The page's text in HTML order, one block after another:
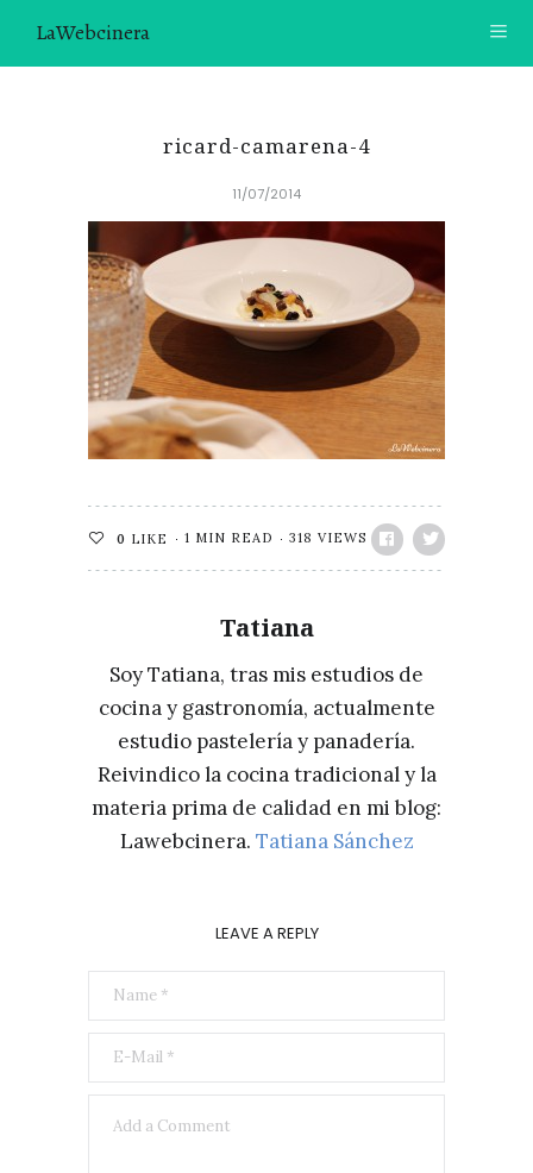
LaWebcinera
CONTACTO
SOBRE MÍ
¿TE GUSTARÍA UNIRTE A NUESTRA AVENTURA GASTRON
ÓMICA?
ÚNETE A LA NEWSLETTER
RECOMENDACIONES
ricard-camarena-4
11/07/2014
0 LIKE 1 MIN READ 318 VIEWS
Tatiana
Soy Tatiana, tras mis estudios de
cocina y gastronomía, actualmente
estudio pastelería y panadería.
Reivindico la cocina tradicional y la
materia prima de calidad en mi blog:
Lawebcinera. Tatiana Sánchez
LEAVE A REPLY